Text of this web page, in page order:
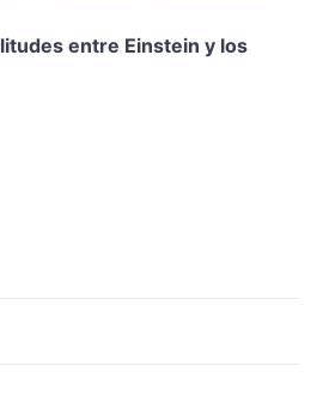
entre Einstein y los